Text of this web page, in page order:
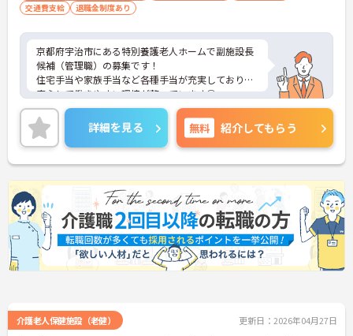
交通費支給
退職金制度あり
京都府宇治市にある特別養護老人ホームで副施設長
候補（管理職）の募集です！
住宅手当や家族手当など各種手当が充実しており、
安心して働きやすい環境が整っています◎
また、昇給と計3ヵ月分の賞与実績があり、あなた
の頑張りがしっかり評価され、やりがいを持ってお
仕事ができます！
ご興味ある方は面接ポイントをお伝えしますので、
お気軽にご連絡ください。
詳細を見る 無料 紹介してもらう
介護老人保健施設（老健） 更新日：2026年04月27日